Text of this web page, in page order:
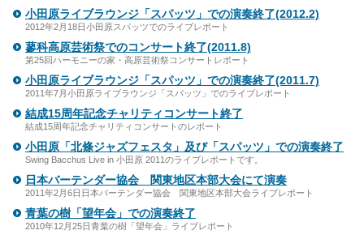
小田原ライブラウンジ「スパッツ」での演奏終了(2012.2)
2012年2月18日小田原スパッツでのライブレポート
蓼科高原芸術祭でのコンサート終了(2011.8)
第25回ハーモニーの家・高原芸術祭コンサートレポート
小田原ライブラウンジ「スパッツ」での演奏終了(2011.7)
2011年7月小田原ライブラウンジ「スパッツ」でのライブレポート
結成15周年記念チャリティコンサート終了
結成15周年記念チャリティコンサートのレポート
小田原「北條ジャズフェスタ」及び「スパッツ」での演奏終了
Swing Bacchus Live in 小田原 2011のライブレポートです。
日本バーテンダー協会 関東地区本部大会にて演奏
2011年2月6日日本バーテンダー協会 関東地区本部大会ライブレポート
青葉の樹「望年会」での演奏終了
2010年12月25日青葉の樹「望年会」ライブレポート